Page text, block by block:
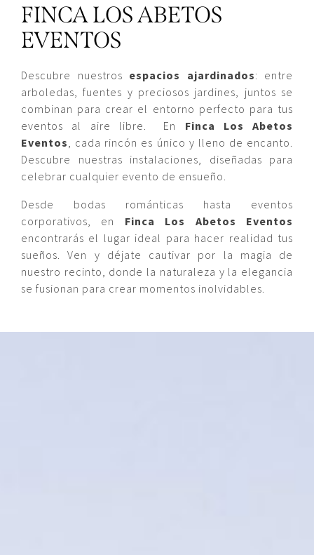
FINCA LOS ABETOS
EVENTOS
Descubre nuestros espacios ajardinados: entre
arboledas, fuentes y preciosos jardines, juntos se
combinan para crear el entorno perfecto para tus
eventos al aire libre. En Finca Los Abetos
Eventos , cada rincón es único y lleno de encanto.
Descubre nuestras instalaciones, diseñadas para
celebrar cualquier evento de ensueño.
Desde bodas románticas hasta eventos
corporativos, en Finca Los Abetos Eventos
encontrarás el lugar ideal para hacer realidad tus
sueños. Ven y déjate cautivar por la magia de
nuestro recinto, donde la naturaleza y la elegancia
se fusionan para crear momentos inolvidables.